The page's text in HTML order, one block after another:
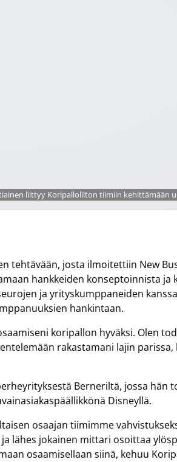
liittyy Koripalloliiton tiimiin kehittämään
tehtävään, josta ilmoitettiin New
hankkeiden konseptoinnista ja
ja yrityskumppaneiden
hankintaan.
koripallon hyväksi. Olen
rakastamani lajin
Berneriltä, jossa hän
Disneyllä.
osaajan tiimimme
lähes jokainen mittari osoittaa
osaamisellaan siinä, kehuu